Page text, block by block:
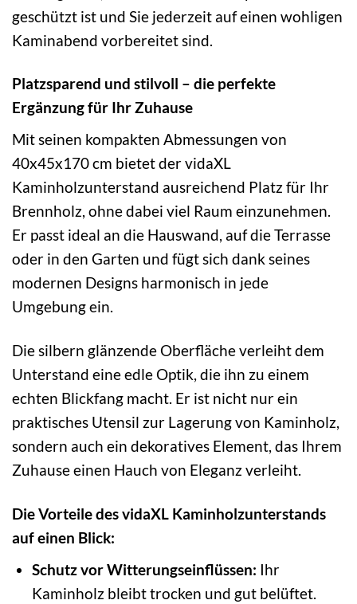
geschützt ist und Sie jederzeit auf einen wohligen
Kaminabend vorbereitet sind.
Platzsparend und stilvoll – die perfekte
Ergänzung für Ihr Zuhause
Mit seinen kompakten Abmessungen von
40x45x170 cm bietet der vidaXL
Kaminholzunterstand ausreichend Platz für Ihr
Brennholz, ohne dabei viel Raum einzunehmen.
Er passt ideal an die Hauswand, auf die Terrasse
oder in den Garten und fügt sich dank seines
modernen Designs harmonisch in jede
Umgebung ein.
Die silbern glänzende Oberfläche verleiht dem
Unterstand eine edle Optik, die ihn zu einem
echten Blickfang macht. Er ist nicht nur ein
praktisches Utensil zur Lagerung von Kaminholz,
sondern auch ein dekoratives Element, das Ihrem
Zuhause einen Hauch von Eleganz verleiht.
Die Vorteile des vidaXL Kaminholzunterstands
auf einen Blick:
Schutz vor Witterungseinflüssen: Ihr
Kaminholz bleibt trocken und gut belüftet.